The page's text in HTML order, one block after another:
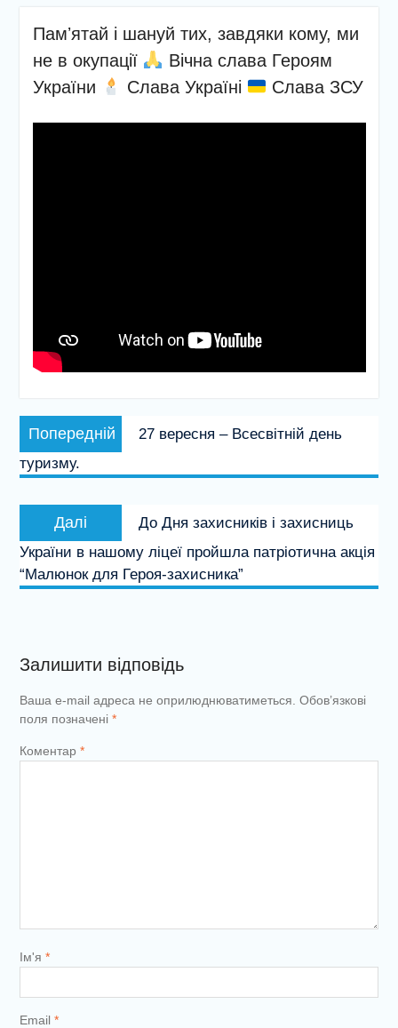
Інформаційна кампанія
щодо вступу дітей та
молоді з тимчасово
окупованих територій
освіти
Памʼятай і шануй тих, завдяки кому, ми
не в окупації
Вічна слава Героям
України
Слава Україні Слава ЗСУ
Навігація
записів
Попередній
запис:
27 вересня – Всесвітній день
туризму.
Далі
запис:
До Дня захисників і захисниць
України в нашому ліцеї пройшла патріотична акція
“Малюнок для Героя-захисника”
Залишити відповідь
Ваша e-mail адреса не оприлюднюватиметься. Обов’язкові
поля позначені *
Коментар *
Ім'я *
Email *